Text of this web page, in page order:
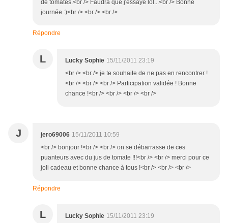
de tomates.<br /> Faudra que j'essaye lol...<br /> Bonne
journée :)<br /> <br /> <br />
Répondre
L Lucky Sophie 15/11/2011 23:19
<br /> <br /> je te souhaite de ne pas en rencontrer !
<br /> <br /> <br /> Participation validée ! Bonne
chance !<br /> <br /> <br /> <br />
J jero69006 15/11/2011 10:59
<br /> bonjour !<br /> <br /> on se débarrasse de ces
puanteurs avec du jus de tomate !!!<br /> <br /> merci pour ce
joli cadeau et bonne chance à tous !<br /> <br /> <br />
Répondre
L Lucky Sophie 15/11/2011 23:19